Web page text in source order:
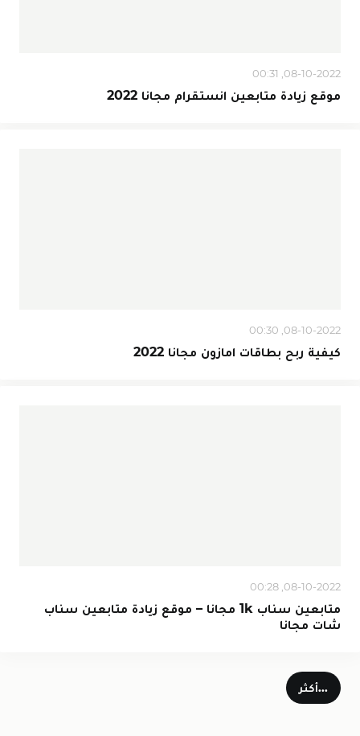
08-10-2022, 00:31
موقع زيادة متابعين انستقرام مجانا 2022
08-10-2022, 00:30
كيفية ربح بطاقات امازون مجانا 2022
08-10-2022, 00:28
متابعين سناب 1k مجانا – موقع زيادة متابعين سناب
شات مجانا
...أكثر